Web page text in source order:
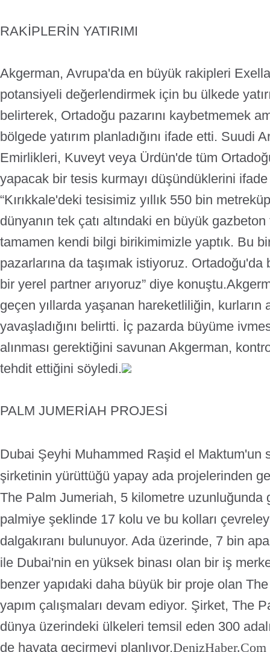
RAKİPLERİN YATIRIMI
Akgerman, Avrupa'da en büyük rakipleri
potansiyeli değerlendirmek için bu ülkede
belirterek, Ortadoğu pazarını kaybetmemek
bölgede yatırım planladığını ifade etti. Suudi
Emirlikleri, Kuveyt veya Ürdün'de tüm
yapacak bir tesis kurmayı düşündüklerini
“Kırıkkale'deki tesisimiz yıllık 550 bin
dünyanın tek çatı altındaki en büyük
tamamen kendi bilgi birikimimizle yaptık. Bu
pazarlarına da taşımak istiyoruz. Ortadoğu'da
bir yerel partner arıyoruz” diye konuştu.
geçen yıllarda yaşanan hareketliliğin, kurların
yavaşladığını belirtti. İç pazarda büyüme
alınması gerektiğini savunan Akgerman,
tehdit ettiğini söyledi.
PALM JUMERİAH PROJESİ
Dubai Şeyhi Muhammed Raşid el Maktum'un
şirketinin yürüttüğü yapay ada projelerinden
The Palm Jumeriah, 5 kilometre uzunluğunda
palmiye şeklinde 17 kolu ve bu kolları
dalgakıranı bulunuyor. Ada üzerinde, 7 bin
ile Dubai'nin en yüksek binası olan bir iş
benzer yapıdaki daha büyük bir proje olan
yapım çalışmaları devam ediyor. Şirket, The
dünya üzerindeki ülkeleri temsil eden 300
de hayata geçirmeyi planlıyor.DenizHaber.Com